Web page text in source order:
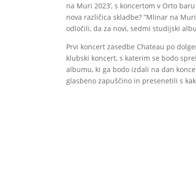
na Muri 2023’, s koncertom v Orto
nova različica skladbe? ”Mlinar na
odločili, da za novi, sedmi studijski
Prvi koncert zasedbe Chateau po
klubski koncert, s katerim se bodo
albumu, ki ga bodo izdali na dan
glasbeno zapuščino in presenetili s